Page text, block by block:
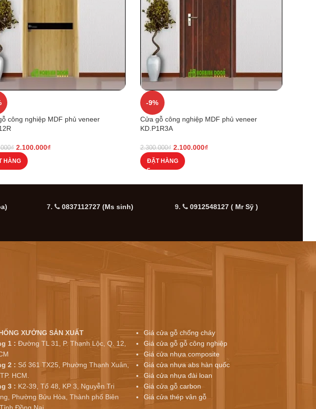
công nghiệp MDF phủ veneer
₫ 2.100.000₫
HÀNG
-9%
Cửa gỗ công nghiệp MDF phủ veneer
KD.P1R3A
2.300.000₫ 2.100.000₫
ĐẶT HÀNG
7. 0837112727 (Ms sinh) 9. 0912548127 ( Mr Sỹ )
XƯỞNG SẢN XUẤT
1 : Đường TL 31, P. Thạnh Lộc, Q. 12,
2 : Số 361 TX25, Phường Thạnh Xuân,
HCM.
3 : K2-39, Tổ 48, KP 3, Nguyễn Tri
Phường Bửu Hòa, Thành phố Biên
Giá cửa gỗ chống cháy
Giá cửa gỗ gỗ công nghiệp
Giá cửa nhựa composite
Giá cửa nhựa abs hàn quốc
Giá cửa nhựa đài loan
Giá cửa gỗ carbon
Giá cửa thép vân gỗ